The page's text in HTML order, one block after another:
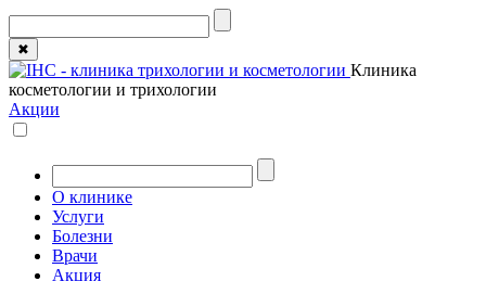
✖
Клиника
косметологии и трихологии
Акции
О клинике
Услуги
Болезни
Врачи
Акция